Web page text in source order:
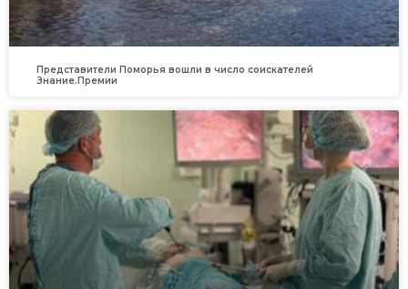
Представители Поморья вошли в число соискателей
Знание.Премии